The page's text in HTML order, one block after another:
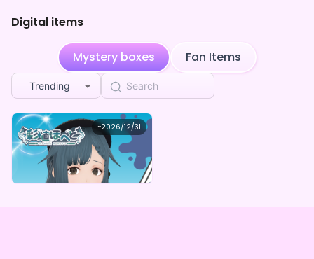
Digital items
Mystery boxes Fan Items
Trending
~2026/12/31
彩埴ほへと
彩埴ほへと ボイスガチャ（全5種）
Lowest price
Purchase Here